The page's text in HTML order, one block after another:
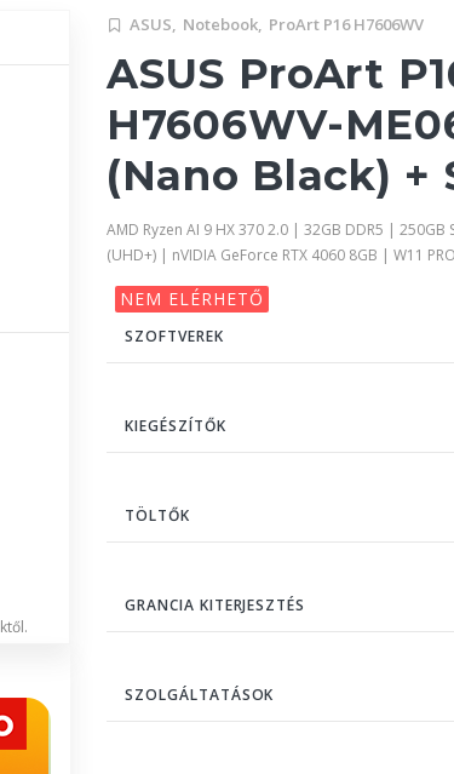
ASUS, Notebook, ProArt P16 H7606WV
ASUS ProArt
H7606WV-
(Nano Black) +
AMD Ryzen AI 9 HX 370 2.0 | 32GB DDR5 |
(UHD+) | nVIDIA GeForce RTX 4060 8GB | W11 PRO
NEM ELÉRHETŐ
SZOFTVEREK
KIEGÉSZÍTŐK
TÖLTŐK
GRANCIA KITERJESZTÉS
SZOLGÁLTATÁSOK